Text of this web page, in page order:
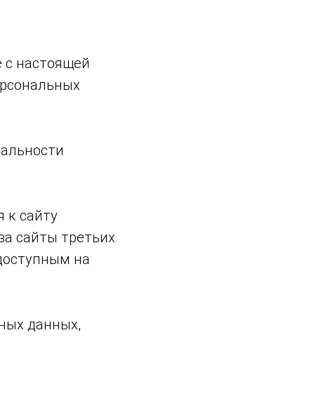
с настоящей
к сайту
сайты третьих
на
данных,